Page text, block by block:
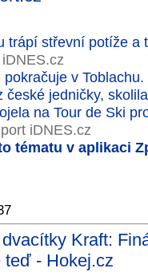
trápí střevní potíže a
iDNES.cz
pokračuje v
české jedničky,
na Tour de Ski
iDNES.cz
tématu v aplikaci
Kraft:
teď - Hokej.cz